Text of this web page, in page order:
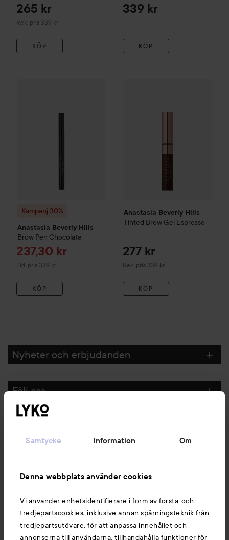
Samtycke Information Om
Denna webbplats använder cookies
Vi använder enhetsidentifierare i form av första-och
tredjepartscookies, inklusive annan spårningsteknik från
tredjepartsutövare, för att anpassa innehållet och
annonserna till användarna, tillhandahålla funktioner för
265 kr
Rek. pris 339 kr
Rekommenderat pris 339 kr
KÖP
339 kr
KÖP
Kampanj 30%
Anastasia Beverly Hills
Brow Pen Chocolate
Reapris
237,30 kr
Tid. pris 339 kr
Tidigare pris 339 kr
KÖP
Anastasia Beverly Hills
Tinted Brow Gel Espresso
277 kr
Rek. pris 339 kr
Rekommenderat pris 339 kr
KÖP
Nyheter och erbjudanden
Följ oss
Du kanske också gillar